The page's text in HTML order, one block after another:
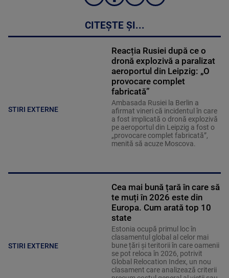
CITEȘTE ȘI...
STIRI EXTERNE
Reacția Rusiei după ce o
dronă explozivă a paralizat
aeroportul din Leipzig: „O
provocare complet
fabricată”
Ambasada Rusiei la Berlin a
afirmat vineri că incidentul în care
a fost implicată o dronă explozivă
pe aeroportul din Leipzig a fost o
„provocare complet fabricată”,
menită să acuze Moscova.
STIRI EXTERNE
Cea mai bună țară în care să
te muți în 2026 este din
Europa. Cum arată top 10
state
Estonia ocupă primul loc în
clasamentul global al celor mai
bune țări și teritorii în care oamenii
se pot reloca în 2026, potrivit
Global Relocation Index, un nou
clasament care analizează criterii